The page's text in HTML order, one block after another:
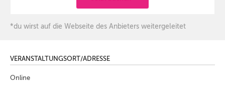
*du wirst auf die Webseite des Anbieters weitergeleitet
VERANSTALTUNGSORT/ADRESSE
Online